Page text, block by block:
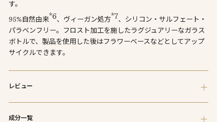
す。
95%自然由来*6、ヴィーガン処方*7、シリコン・サルフェート・
パラベンフリー。フロスト加工を施したラグジュアリーなガラス
ボトルで、製品を使用した後はフラワーベースなどとしてアップ
サイクルできます。
レビュー
成分一覧